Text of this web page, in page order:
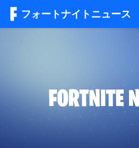
フォートナイトニュース